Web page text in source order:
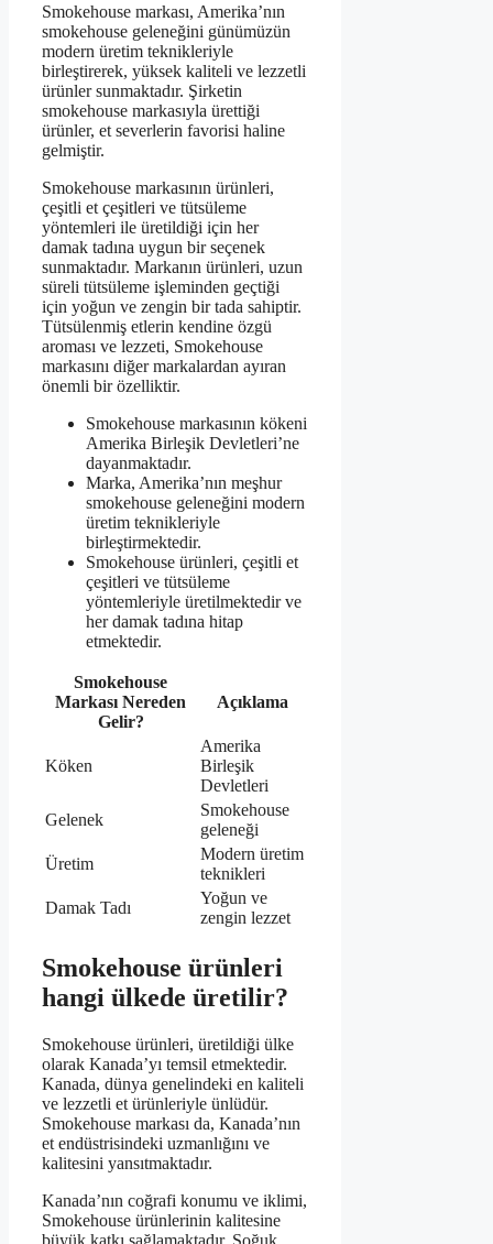
Smokehouse markası, Amerika’nın
smokehouse geleneğini günümüzün
modern üretim teknikleriyle
birleştirerek, yüksek kaliteli ve lezzetli
ürünler sunmaktadır. Şirketin
smokehouse markasıyla ürettiği
ürünler, et severlerin favorisi haline
gelmiştir.
Smokehouse markasının ürünleri,
çeşitli et çeşitleri ve tütsüleme
yöntemleri ile üretildiği için her
damak tadına uygun bir seçenek
sunmaktadır. Markanın ürünleri, uzun
süreli tütsüleme işleminden geçtiği
için yoğun ve zengin bir tada sahiptir.
Tütsülenmiş etlerin kendine özgü
aroması ve lezzeti, Smokehouse
markasını diğer markalardan ayıran
önemli bir özelliktir.
Smokehouse markasının kökeni
Amerika Birleşik Devletleri’ne
dayanmaktadır.
Marka, Amerika’nın meşhur
smokehouse geleneğini modern
üretim teknikleriyle
birleştirmektedir.
Smokehouse ürünleri, çeşitli et
çeşitleri ve tütsüleme
yöntemleriyle üretilmektedir ve
her damak tadına hitap
etmektedir.
Smokehouse
Markası Nereden
Gelir?
Açıklama
Köken
Amerika
Birleşik
Devletleri
Gelenek
Smokehouse
geleneği
Üretim
Modern üretim
teknikleri
Damak Tadı
Yoğun ve
zengin lezzet
Smokehouse ürünleri
hangi ülkede üretilir?
Smokehouse ürünleri, üretildiği ülke
olarak Kanada’yı temsil etmektedir.
Kanada, dünya genelindeki en kaliteli
ve lezzetli et ürünleriyle ünlüdür.
Smokehouse markası da, Kanada’nın
et endüstrisindeki uzmanlığını ve
kalitesini yansıtmaktadır.
Kanada’nın coğrafi konumu ve iklimi,
Smokehouse ürünlerinin kalitesine
büyük katkı sağlamaktadır. Soğuk